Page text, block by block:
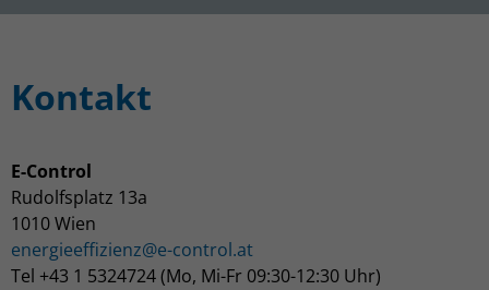
Kontakt
E-Control
Rudolfsplatz 13a
1010 Wien
energieeffizienz@e-control.at
Tel +43 1 5324724 (Mo, Mi-Fr 09:30-12:30 Uhr)